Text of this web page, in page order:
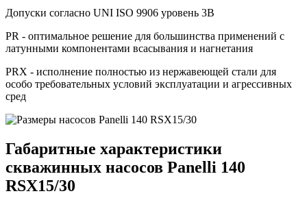
Допуски согласно UNI ISO 9906 уровень 3B
PR - оптимальное решение для большинства применений с
латунными компонентами всасывания и нагнетания
PRX - исполнение полностью из нержавеющей стали для
особо требовательных условий эксплуатации и агрессивных
сред
Габаритные характеристики
скважинных насосов Panelli 140
RSX15/30